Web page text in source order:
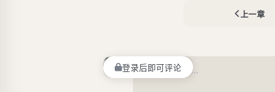
上一章
登录后即可评论